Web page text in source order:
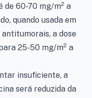
de 60-70 mg/m2 a
quando usada em
a dose
25-50 mg/m2 a
insuficiente, a
será reduzida da